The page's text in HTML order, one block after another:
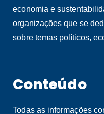
economia e
organizações que se
sobre temas políticos,
Conteúdo
Todas as informações